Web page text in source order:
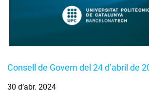
Consell de Govern del 24 d’abril de
30 d’abr. 2024